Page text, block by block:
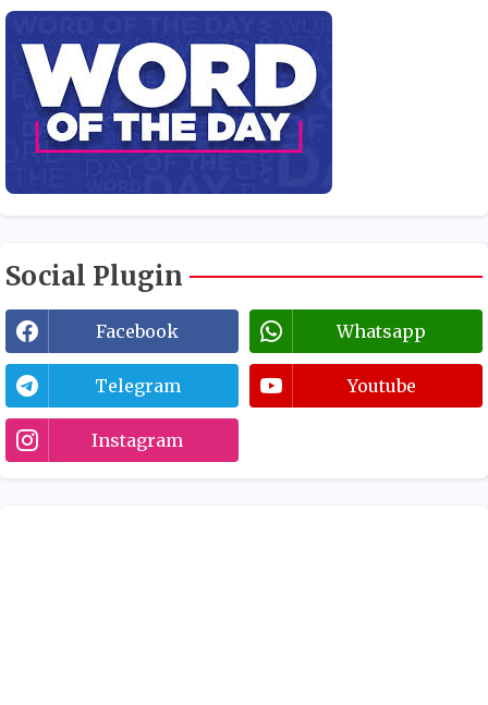
Social Plugin
Facebook Whatsapp
Telegram Youtube
Instagram